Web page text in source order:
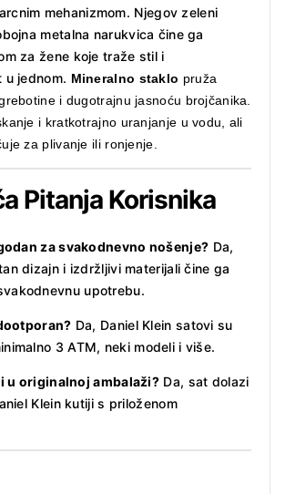
mehanizmom. Njegov zeleni
metalna narukvica čine ga
za žene koje traže stil i
u jednom. Mineralno staklo pruža
i dugotrajnu jasnoću brojčanika.
i kratkotrajno uranjanje u vodu, ali
za plivanje ili ronjenje.
Pitanja Korisnika
za svakodnevno nošenje? Da,
dizajn i izdržljivi materijali čine ga
upotrebu.
Da, Daniel Klein satovi su
3 ATM, neki modeli i više.
u originalnoj ambalaži? Da, sat dolazi
Klein kutiji s priloženom